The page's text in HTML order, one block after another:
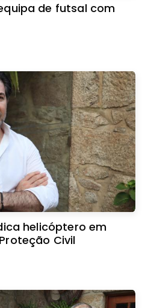
de futsal com
helicóptero em
Civil